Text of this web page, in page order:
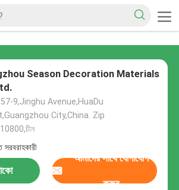
Season Decoration Materials
9,Jinghu Avenue,HuaDu
City,China. Zip
সরবরাহকারী
আমাদের সাথে যোগাযোগ
করুন